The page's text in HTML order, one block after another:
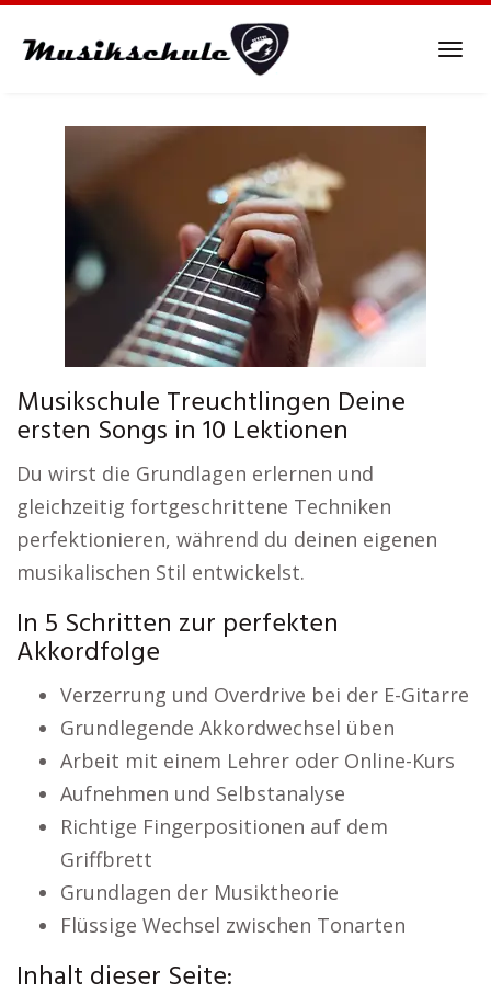
Musikschule Treuchtlingen Deine
ersten Songs in 10 Lektionen
Du wirst die Grundlagen erlernen und
gleichzeitig fortgeschrittene Techniken
perfektionieren, während du deinen eigenen
musikalischen Stil entwickelst.
In 5 Schritten zur perfekten
Akkordfolge
Verzerrung und Overdrive bei der E-Gitarre
Grundlegende Akkordwechsel üben
Arbeit mit einem Lehrer oder Online-Kurs
Aufnehmen und Selbstanalyse
Richtige Fingerpositionen auf dem
Griffbrett
Grundlagen der Musiktheorie
Flüssige Wechsel zwischen Tonarten
Inhalt dieser Seite: